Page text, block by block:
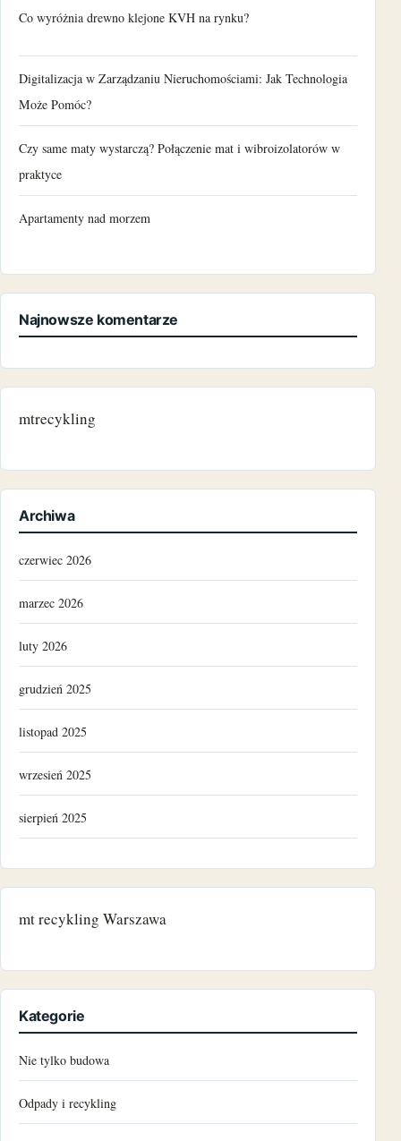
Co wyróżnia drewno klejone KVH na rynku?
Digitalizacja w Zarządzaniu Nieruchomościami: Jak Technologia
Może Pomóc?
Czy same maty wystarczą? Połączenie mat i wibroizolatorów w
praktyce
Apartamenty nad morzem
Najnowsze komentarze
mtrecykling
Archiwa
czerwiec 2026
marzec 2026
luty 2026
grudzień 2025
listopad 2025
wrzesień 2025
sierpień 2025
czerwiec 2024
maj 2024
mt recykling Warszawa
Kategorie
Nie tylko budowa
Odpady i recykling